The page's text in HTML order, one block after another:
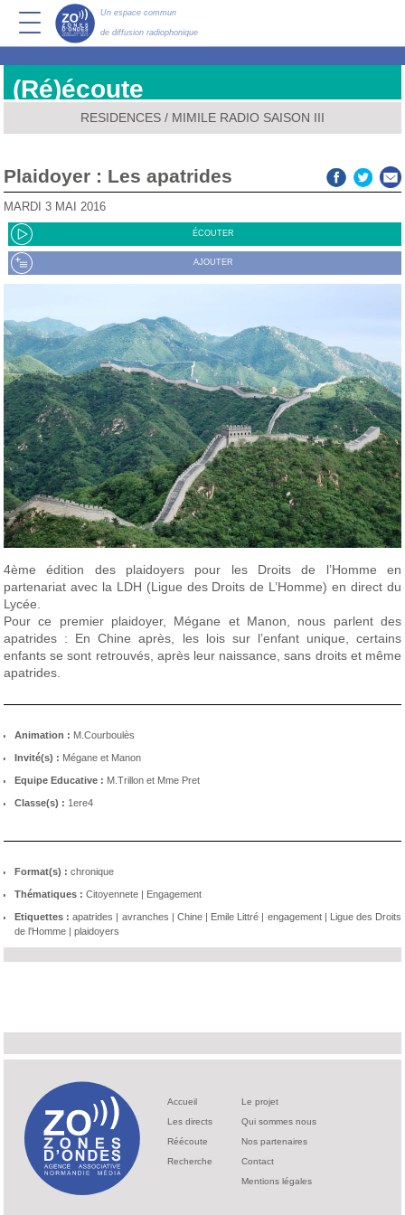
Un espace commun
de diffusion radiophonique
(Ré)écoute
RESIDENCES / MIMILE RADIO SAISON III
Plaidoyer : Les apatrides
MARDI 3 MAI 2016
ÉCOUTER
AJOUTER
4ème édition des plaidoyers pour les Droits de l’Homme en
partenariat avec la LDH (Ligue des Droits de L’Homme) en direct du
Lycée.
Pour ce premier plaidoyer, Mégane et Manon, nous parlent des
apatrides : En Chine après, les lois sur l’enfant unique, certains
enfants se sont retrouvés, après leur naissance, sans droits et même
apatrides.
Animation : M.Courboulès
Invité(s) : Mégane et Manon
Equipe Educative : M.Trillon et Mme Pret
Classe(s) : 1ere4
Format(s) : chronique
Thématiques : Citoyennete | Engagement
Etiquettes :apatrides | avranches | Chine| Emile Littré | engagement| Ligue des Droits
de l'Homme | plaidoyers
Accueil
Les directs
Réécoute
Recherche
Le projet
Qui sommes nous
Nos partenaires
Contact
Mentions légales